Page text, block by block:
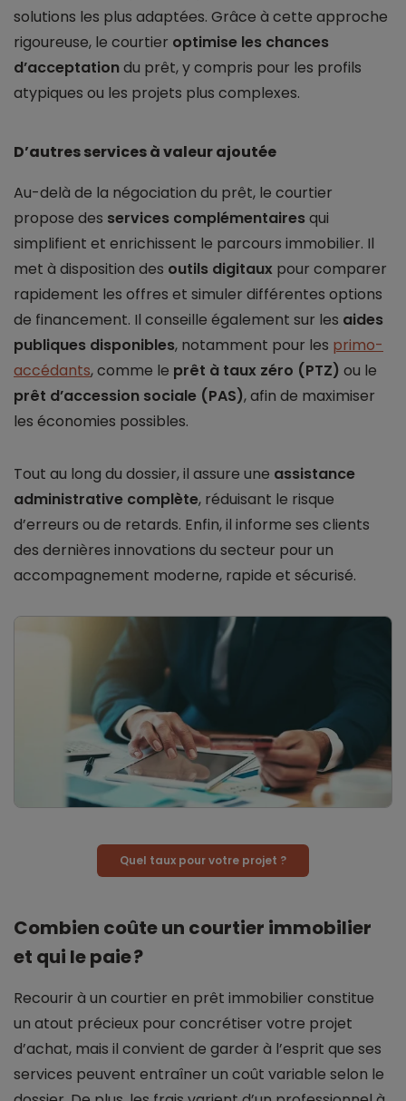
solutions les plus adaptées. Grâce à cette approche
rigoureuse, le courtier optimise les chances
d’acceptationdu prêt, y compris pour les profils
atypiques ou les projets plus complexes.
D’autres services à valeur ajoutée
Au-delà de la négociation du prêt, le courtier
propose des services complémentairesqui
simplifient et enrichissent le parcours immobilier. Il
met à disposition des outils digitaux pour comparer
rapidement les offres et simuler différentes options
de financement. Il conseille également sur les aides
publiques disponibles, notamment pour les primo-
accédants, comme le prêt à taux zéro (PTZ) ou le
prêt d’accession sociale (PAS), afin de maximiser
les économies possibles.
Tout au long du dossier, il assure une assistance
administrative complète, réduisant le risque
d’erreurs ou de retards. Enfin, il informe ses clients
des dernières innovations du secteur pour un
accompagnement moderne, rapide et sécurisé.
Quel taux pour votre projet ?
Combien coûte un courtier immobilier
et qui le paie ?
Recourir à un courtier en prêt immobilier constitue
un atout précieux pour concrétiser votre projet
d’achat, mais il convient de garder à l’esprit que ses
services peuvent entraîner un coût variable selon le